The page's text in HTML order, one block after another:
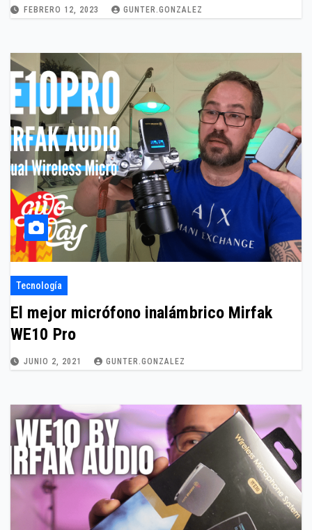
FEBRERO 12, 2023 GUNTER.GONZALEZ
Tecnología
El mejor micrófono inalámbrico Mirfak
WE10 Pro
JUNIO 2, 2021 GUNTER.GONZALEZ